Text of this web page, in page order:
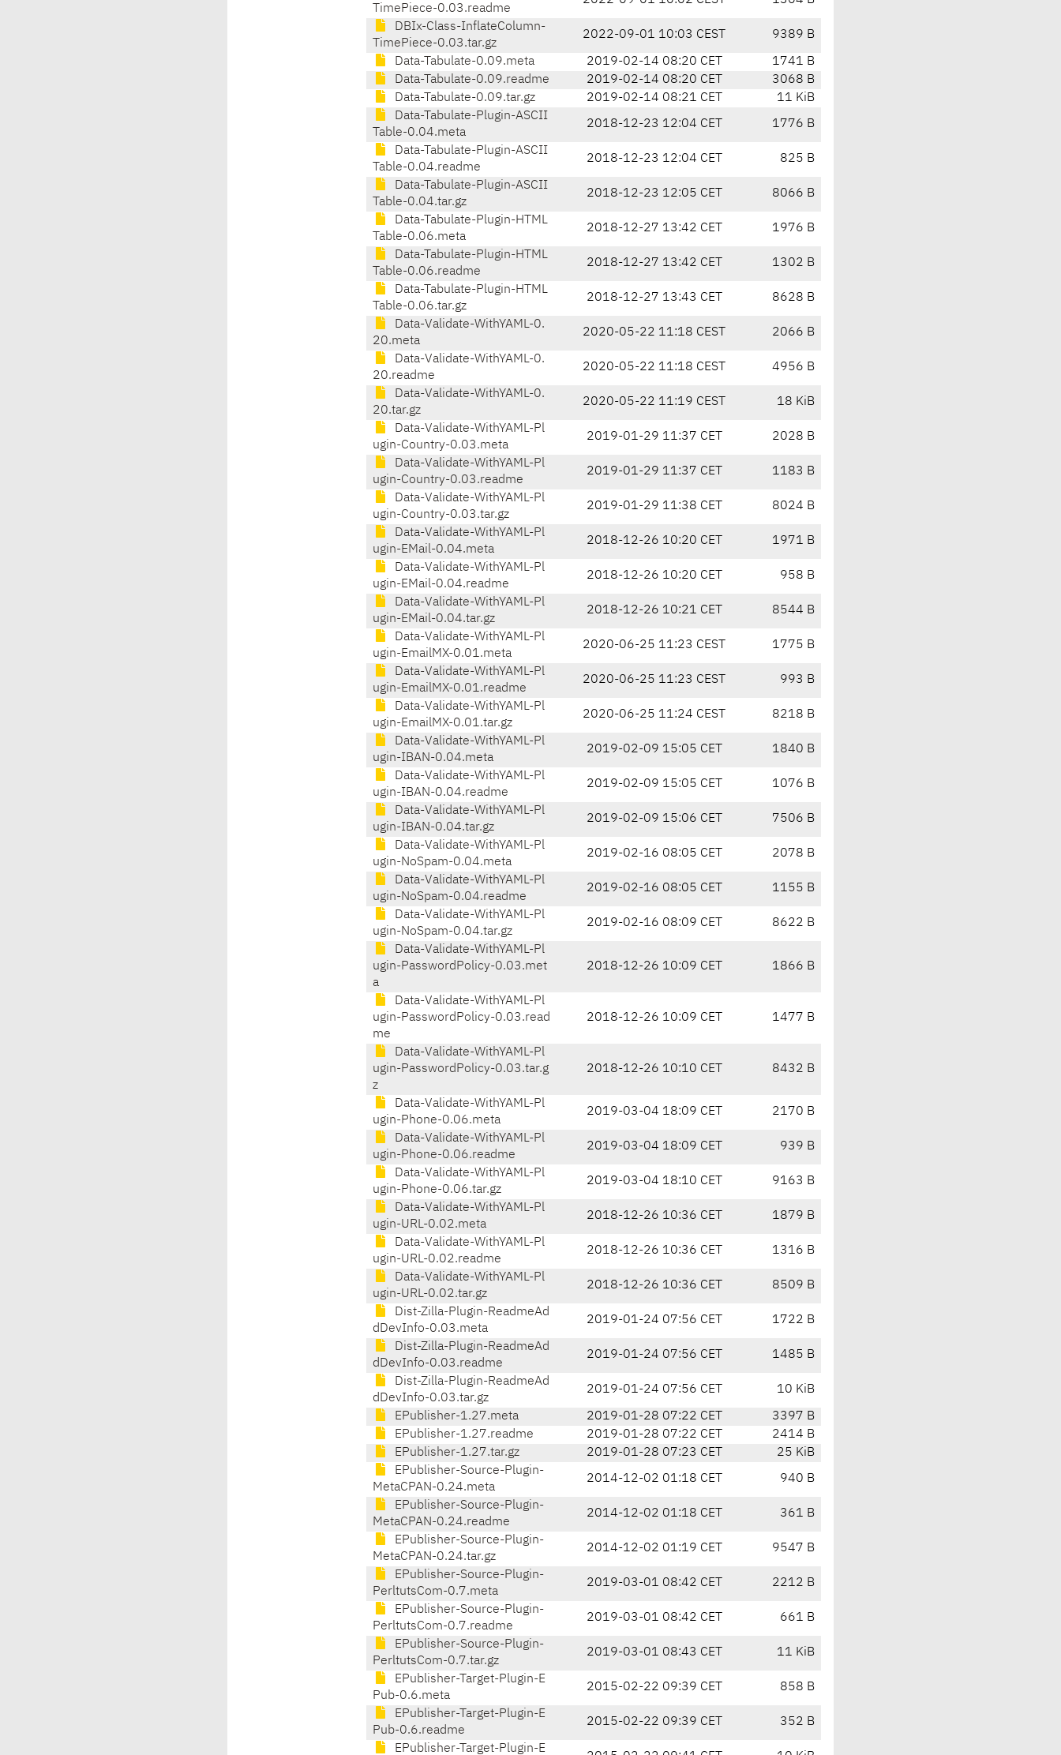
TimePiece-0.03.readme
DBIx-Class-InflateColumn-
TimePiece-0.03.tar.gz
2022-09-01 10:03 CEST 9389 B
Data-Tabulate-0.09.meta 2019-02-14 08:20 CET
1741 B
Data-Tabulate-0.09.readme
2019-02-14 08:20 CET
3068 B
Data-Tabulate-0.09.tar.gz
2019-02-14 08:21 CET
11 KiB
Data-Tabulate-Plugin-ASCII
Table-0.04.meta
2018-12-23 12:04 CET 1776 B
Data-Tabulate-Plugin-ASCII
Table-0.04.readme
2018-12-23 12:04 CET 825 B
Data-Tabulate-Plugin-ASCII
Table-0.04.tar.gz
2018-12-23 12:05 CET 8066 B
Data-Tabulate-Plugin-HTML
Table-0.06.meta
2018-12-27 13:42 CET 1976 B
Data-Tabulate-Plugin-HTML
Table-0.06.readme
2018-12-27 13:42 CET 1302 B
Data-Tabulate-Plugin-HTML
Table-0.06.tar.gz
2018-12-27 13:43 CET 8628 B
Data-Validate-WithYAML-0.
20.meta
2020-05-22 11:18 CEST 2066 B
Data-Validate-WithYAML-0.
20.readme
2020-05-22 11:18 CEST 4956 B
Data-Validate-WithYAML-0.
20.tar.gz
2020-05-22 11:19 CEST 18 KiB
Data-Validate-WithYAML-Pl
ugin-Country-0.03.meta
2019-01-29 11:37 CET 2028 B
Data-Validate-WithYAML-Pl
ugin-Country-0.03.readme
2019-01-29 11:37 CET 1183 B
Data-Validate-WithYAML-Pl
ugin-Country-0.03.tar.gz
2019-01-29 11:38 CET 8024 B
Data-Validate-WithYAML-Pl
ugin-EMail-0.04.meta
2018-12-26 10:20 CET 1971 B
Data-Validate-WithYAML-Pl
ugin-EMail-0.04.readme
2018-12-26 10:20 CET 958 B
Data-Validate-WithYAML-Pl
ugin-EMail-0.04.tar.gz
2018-12-26 10:21 CET 8544 B
Data-Validate-WithYAML-Pl
ugin-EmailMX-0.01.meta
2020-06-25 11:23 CEST 1775 B
Data-Validate-WithYAML-Pl
ugin-EmailMX-0.01.readme
2020-06-25 11:23 CEST 993 B
Data-Validate-WithYAML-Pl
ugin-EmailMX-0.01.tar.gz
2020-06-25 11:24 CEST 8218 B
Data-Validate-WithYAML-Pl
ugin-IBAN-0.04.meta
2019-02-09 15:05 CET 1840 B
Data-Validate-WithYAML-Pl
ugin-IBAN-0.04.readme
2019-02-09 15:05 CET 1076 B
Data-Validate-WithYAML-Pl
ugin-IBAN-0.04.tar.gz
2019-02-09 15:06 CET 7506 B
Data-Validate-WithYAML-Pl
ugin-NoSpam-0.04.meta
2019-02-16 08:05 CET 2078 B
Data-Validate-WithYAML-Pl
ugin-NoSpam-0.04.readme
2019-02-16 08:05 CET 1155 B
Data-Validate-WithYAML-Pl
ugin-NoSpam-0.04.tar.gz
2019-02-16 08:09 CET 8622 B
Data-Validate-WithYAML-Pl
ugin-PasswordPolicy-0.03.met
a
2018-12-26 10:09 CET 1866 B
Data-Validate-WithYAML-Pl
ugin-PasswordPolicy-0.03.read
me
2018-12-26 10:09 CET 1477 B
Data-Validate-WithYAML-Pl
ugin-PasswordPolicy-0.03.tar.g
z
2018-12-26 10:10 CET 8432 B
Data-Validate-WithYAML-Pl
ugin-Phone-0.06.meta
2019-03-04 18:09 CET 2170 B
Data-Validate-WithYAML-Pl
ugin-Phone-0.06.readme
2019-03-04 18:09 CET 939 B
Data-Validate-WithYAML-Pl
ugin-Phone-0.06.tar.gz
2019-03-04 18:10 CET 9163 B
Data-Validate-WithYAML-Pl
ugin-URL-0.02.meta
2018-12-26 10:36 CET 1879 B
Data-Validate-WithYAML-Pl
ugin-URL-0.02.readme
2018-12-26 10:36 CET 1316 B
Data-Validate-WithYAML-Pl
ugin-URL-0.02.tar.gz
2018-12-26 10:36 CET 8509 B
Dist-Zilla-Plugin-ReadmeAd
dDevInfo-0.03.meta
2019-01-24 07:56 CET 1722 B
Dist-Zilla-Plugin-ReadmeAd
dDevInfo-0.03.readme
2019-01-24 07:56 CET 1485 B
Dist-Zilla-Plugin-ReadmeAd
dDevInfo-0.03.tar.gz
2019-01-24 07:56 CET 10 KiB
EPublisher-1.27.meta 2019-01-28 07:22 CET
3397 B
EPublisher-1.27.readme
2019-01-28 07:22 CET
2414 B
EPublisher-1.27.tar.gz
2019-01-28 07:23 CET
25 KiB
EPublisher-Source-Plugin-
MetaCPAN-0.24.meta
2014-12-02 01:18 CET 940 B
EPublisher-Source-Plugin-
MetaCPAN-0.24.readme
2014-12-02 01:18 CET 361 B
EPublisher-Source-Plugin-
MetaCPAN-0.24.tar.gz
2014-12-02 01:19 CET 9547 B
EPublisher-Source-Plugin-
PerltutsCom-0.7.meta
2019-03-01 08:42 CET 2212 B
EPublisher-Source-Plugin-
PerltutsCom-0.7.readme
2019-03-01 08:42 CET 661 B
EPublisher-Source-Plugin-
PerltutsCom-0.7.tar.gz
2019-03-01 08:43 CET 11 KiB
EPublisher-Target-Plugin-E
Pub-0.6.meta
2015-02-22 09:39 CET 858 B
EPublisher-Target-Plugin-E
Pub-0.6.readme
2015-02-22 09:39 CET 352 B
EPublisher-Target-Plugin-E